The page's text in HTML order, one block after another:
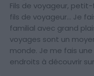
Fils de voyageur,
fils de voyageur… Je
familial avec grand
voyages sont un
monde. Je me fais
endroits à découvrir